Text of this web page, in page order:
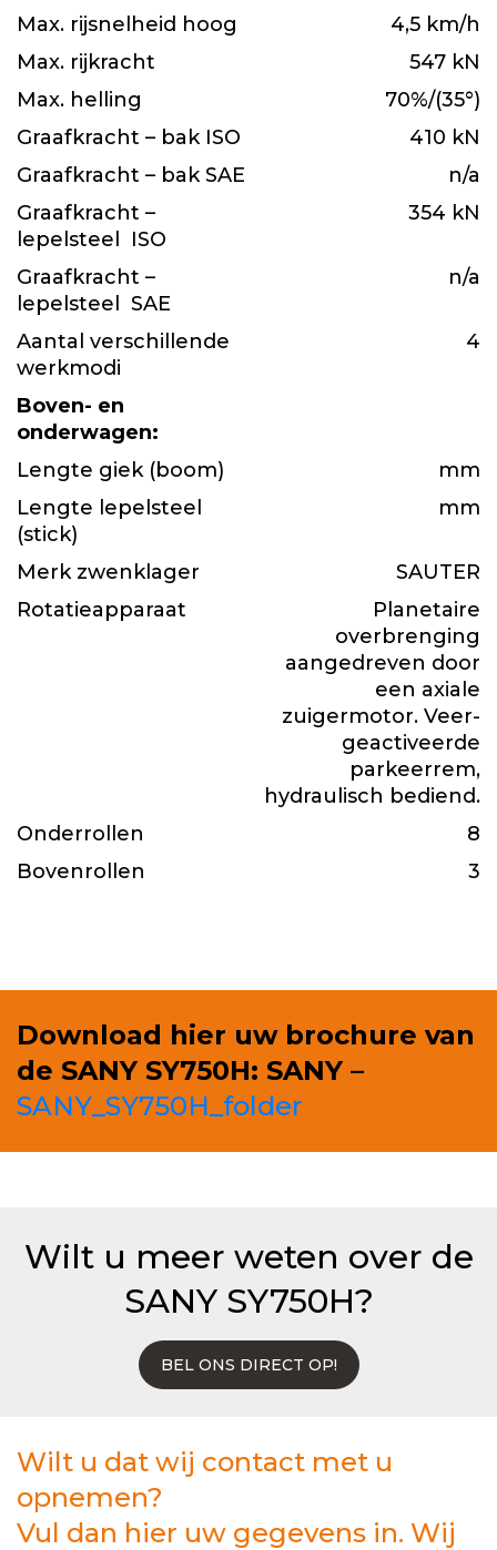
Max. rijsnelheid hoog
4,5 km/h
Max. rijkracht
547 kN
Max. helling
70%/(35°)
Graafkracht – bak ISO
410 kN
Graafkracht – bak SAE
n/a
Graafkracht –
lepelsteel ISO
354 kN
Graafkracht –
lepelsteel SAE
n/a
Aantal verschillende
werkmodi
4
Boven- en
onderwagen:
Lengte giek (boom)
mm
Lengte lepelsteel
(stick)
mm
Merk zwenklager
SAUTER
Rotatieapparaat
Planetaire
overbrenging
aangedreven door
een axiale
zuigermotor. Veer-
geactiveerde
parkeerrem,
hydraulisch bediend.
Onderrollen
8
Bovenrollen
3
Download hier uw brochure van
de SANY SY750H: SANY –
SANY_SY750H_folder
Wilt u meer weten over de
SANY SY750H?
BEL ONS DIRECT OP!
Wilt u dat wij contact met u
opnemen?
Vul dan hier uw gegevens in. Wij